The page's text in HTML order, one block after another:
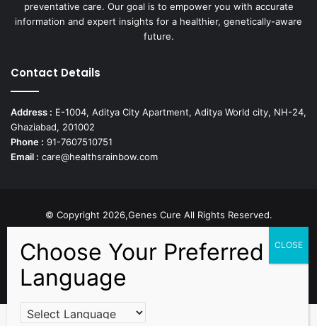
preventative care. Our goal is to empower you with accurate
information and expert insights for a healthier, genetically-aware
future.
Contact Details
Address : E-1004, Aditya City Apartment, Aditya World city, NH-24,
Ghaziabad, 201002
Phone : 91-7607510751
Email : care@healthsrainbow.com
© Copyright 2026,Genes Cure All Rights Reserved.
Facebook
X